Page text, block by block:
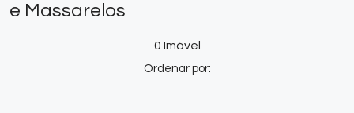
e Massarelos
0 Imóvel
Ordenar por: